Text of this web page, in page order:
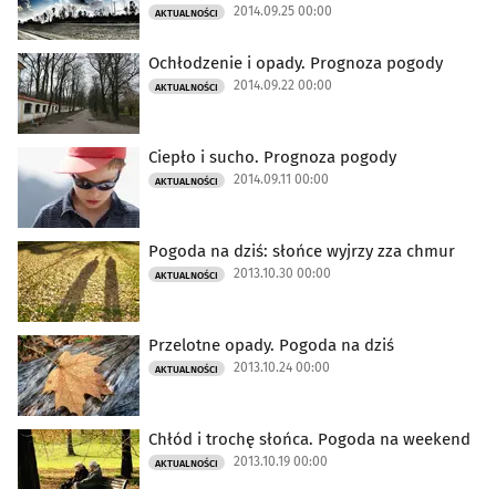
AKTUALNOŚCI 2014.09.25 00:00
Ochłodzenie i opady. Prognoza pogody
AKTUALNOŚCI 2014.09.22 00:00
Ciepło i sucho. Prognoza pogody
AKTUALNOŚCI 2014.09.11 00:00
Pogoda na dziś: słońce wyjrzy zza chmur
AKTUALNOŚCI 2013.10.30 00:00
Przelotne opady. Pogoda na dziś
AKTUALNOŚCI 2013.10.24 00:00
Chłód i trochę słońca. Pogoda na weekend
AKTUALNOŚCI 2013.10.19 00:00